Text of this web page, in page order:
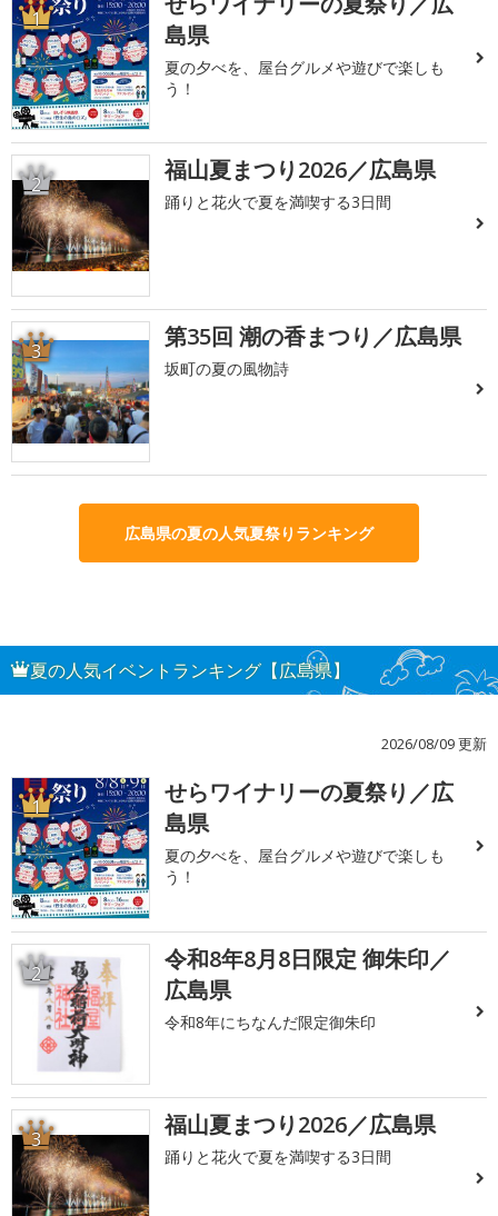
1
島県
夏の夕べを、屋台グルメや遊びで楽しも
う！
2 福山夏まつり2026／広島県
踊りと花火で夏を満喫する3日間
3 第35回 潮の香まつり／広島県
坂町の夏の風物詩
広島県の夏の人気夏祭りランキング
夏の人気イベントランキング【広島県】
2026/08/09 更新
1
せらワイナリーの夏祭り／広
島県
夏の夕べを、屋台グルメや遊びで楽しも
う！
2
令和8年8月8日限定 御朱印／
広島県
令和8年にちなんだ限定御朱印
3 福山夏まつり2026／広島県
踊りと花火で夏を満喫する3日間